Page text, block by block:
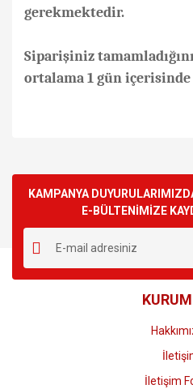
gerekmektedir.
Siparişiniz
ortalama 1 gün içerisinde
Yorum
kullanarak tarafımıza
Görüş ve önerileriniz için
Ürün resmi kalitesiz, bozuk
Ürün açıklamasında eksik
Ürün bilgilerinde hatalar
Ürün fiyatı diğer sitelerden
KAMPANYA
E-BÜLTENİMİZE
İletişim